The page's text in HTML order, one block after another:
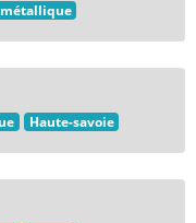
Haute-savoie